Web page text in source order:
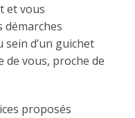
et vous
d’un guichet
de vous, proche de
proposés